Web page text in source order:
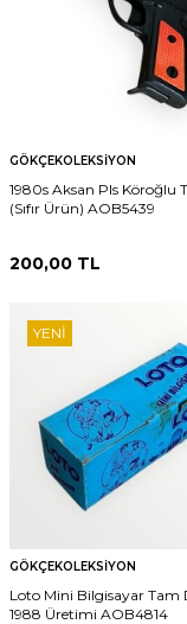
GÖKÇEKOLEKSIYON
1980s Aksan Pls Köroğlu
(Sıfır Ürün) AOB5439
200,00 TL
YENI
GÖKÇEKOLEKSIYON
Loto Mini Bilgisayar Tam
1988 Üretimi AOB4814